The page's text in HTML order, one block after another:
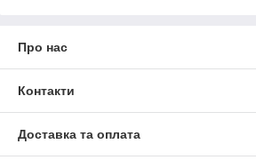
Про нас
Контакти
Доставка та оплата